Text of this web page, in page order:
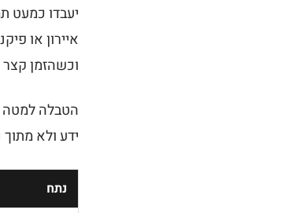
יעבדו כמעט
איירון או
וכשהזמן
הטבלה למטה
ידע ולא מתוך
נתח